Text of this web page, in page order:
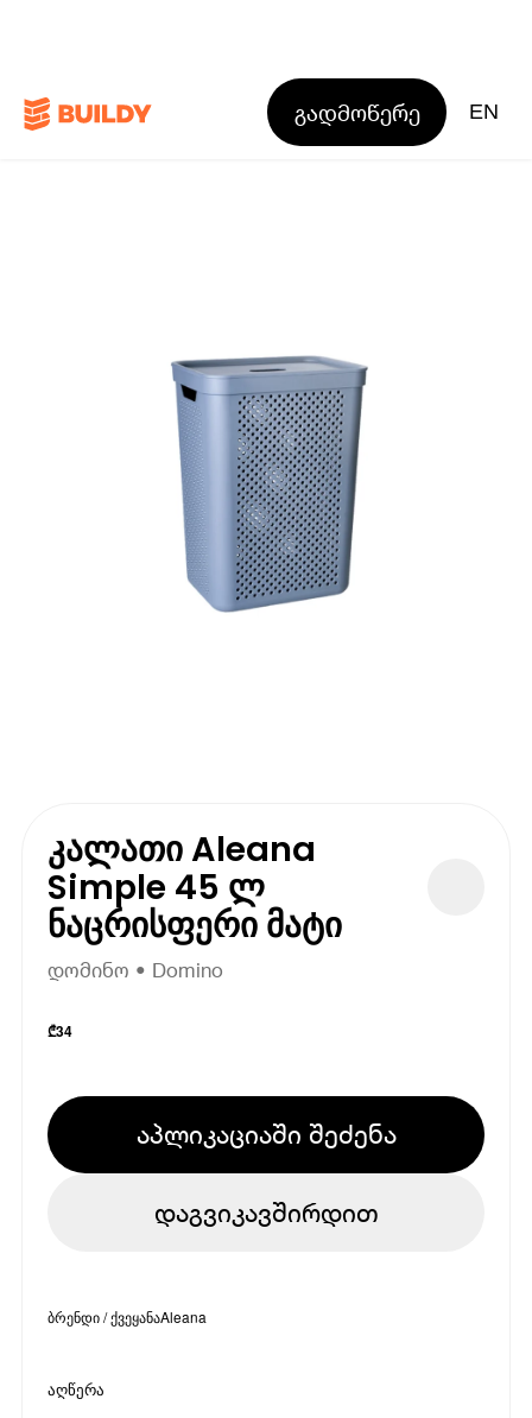
გადმოწერე EN
კალათი Aleana
Simple 45 ლ
ნაცრისფერი მატი
დომინო • Domino
₾34
აპლიკაციაში შეძენა
დაგვიკავშირდით
ბრენდი / ქვეყანაAleana
აღწერა